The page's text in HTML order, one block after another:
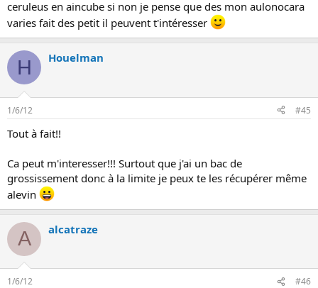
ceruleus en aincube si non je pense que des mon aulonocara
varies fait des petit il peuvent t'intéresser
H Houelman
1/6/12 #45
Tout à fait!!
Ca peut m'interesser!!! Surtout que j'ai un bac de
grossissement donc à la limite je peux te les récupérer même
alevin
A alcatraze
1/6/12 #46